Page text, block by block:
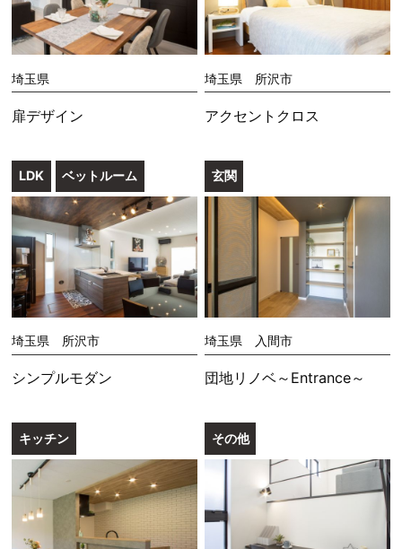
埼玉県
扉デザイン
埼玉県 所沢市
アクセントクロス
LDK ベットルーム
埼玉県 所沢市
シンプルモダン
玄関
埼玉県 入間市
団地リノベ～Entrance～
キッチン その他